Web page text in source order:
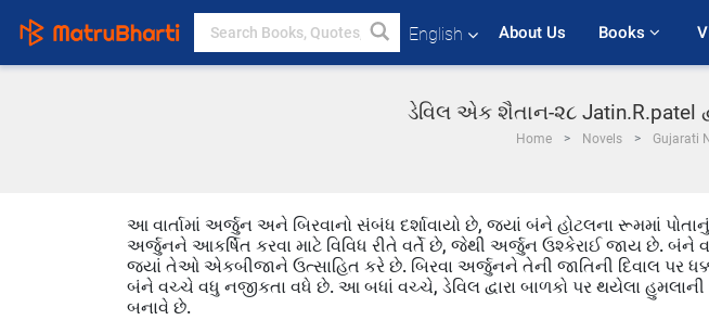
English About Us Books
ડેવિલ એક શૈતાન-૨૮ Jatin.R.patel
Home Novels Gujarati
આ વાર્તામાં અર્જુન અને બિરવાનો સંબંધ દર્શાવાયો છે, જ્યાં બંને હોટલના રૂમમાં
અર્જુનને આકર્ષિત કરવા માટે વિવિધ રીતે વર્તે છે, જેથી અર્જુન ઉશ્કેરાઈ જાય છે. બંને
જ્યાં તેઓ એકબીજાને ઉત્સાહિત કરે છે. બિરવા અર્જુનને તેની જાતિની દિવાલ પર
બંને વચ્ચે વધુ નજીકતા વધે છે. આ બધાં વચ્ચે, ડેવિલ દ્વારા બાળકો પર થયેલા
બનાવે છે.